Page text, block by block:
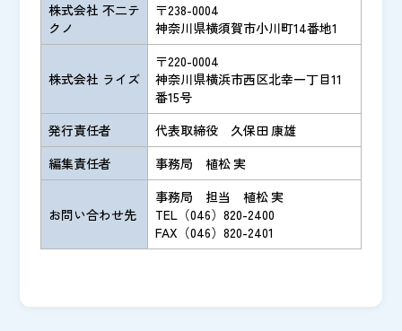
株式会社 不二テ
クノ
〒238-0004
神奈川県横須賀市小川町14番地1
株式会社 ライズ
〒220-0004
神奈川県横浜市西区北幸一丁目11
番15号
発行責任者
代表取締役 久保田 康雄
編集責任者
事務局 植松 実
お問い合わせ先
事務局 担当 植松 実
TEL（046）820-2400
FAX（046）820-2401